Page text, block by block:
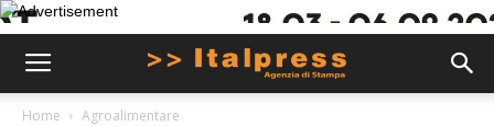
Home Agroalimentare